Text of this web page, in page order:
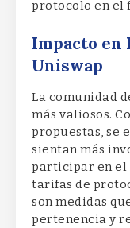
protocolo en el
Impacto en
Uniswap
La comunidad
más valiosos.
propuestas, se
sientan más
participar en el
tarifas de
son medidas
pertenencia y